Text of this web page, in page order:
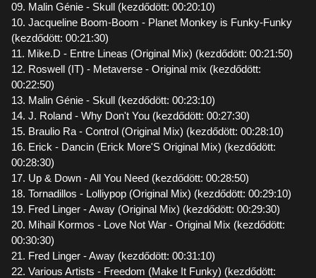
09. Malin Génie - Skull (kezdődött: 00:20:10)
10. Jacqueline Boom-Boom - Planet Monkey is Funky-Funky
(kezdődött: 00:21:30)
11. Mike.D - Entre Lineas (Original Mix) (kezdődött: 00:21:50)
12. Roswell (IT) - Metaverse - Original mix (kezdődött:
00:22:50)
13. Malin Génie - Skull (kezdődött: 00:23:10)
14. J. Roland - Why Don't You (kezdődött: 00:27:30)
15. Braulio Ra - Control (Original Mix) (kezdődött: 00:28:10)
16. Erick - Dancin (Erick More'S Original Mix) (kezdődött:
00:28:30)
17. Up & Down - All You Need (kezdődött: 00:28:50)
18. Tornadillos - Lolliypop (Original Mix) (kezdődött: 00:29:10)
19. Fred Linger - Away (Original Mix) (kezdődött: 00:29:30)
20. Mihail Kormos - Love Not War - Original Mix (kezdődött:
00:30:30)
21. Fred Linger - Away (kezdődött: 00:31:10)
22. Various Artists - Freedom (Make It Funky) (kezdődött: